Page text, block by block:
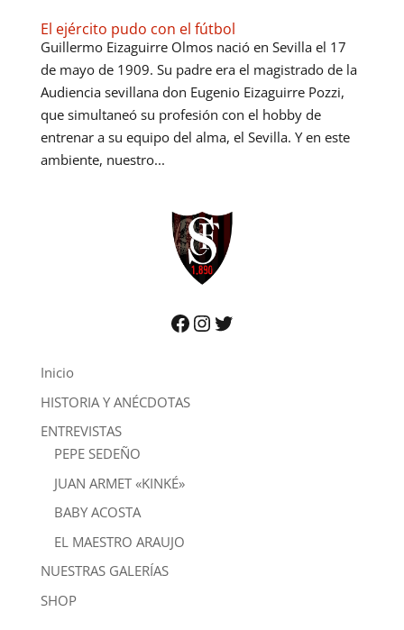
El ejército pudo con el fútbol
Guillermo Eizaguirre Olmos nació en Sevilla el 17
de mayo de 1909. Su padre era el magistrado de la
Audiencia sevillana don Eugenio Eizaguirre Pozzi,
que simultaneó su profesión con el hobby de
entrenar a su equipo del alma, el Sevilla. Y en este
ambiente, nuestro...
Facebook
Instagram
Twitter
Inicio
HISTORIA Y ANÉCDOTAS
ENTREVISTAS
PEPE SEDEÑO
JUAN ARMET «KINKÉ»
BABY ACOSTA
EL MAESTRO ARAUJO
NUESTRAS GALERÍAS
SHOP